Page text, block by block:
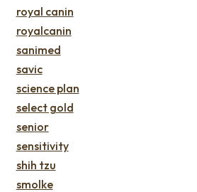
royal canin
royalcanin
sanimed
savic
science plan
select gold
senior
sensitivity
shih tzu
smolke